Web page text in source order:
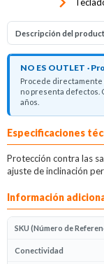
Descripción del
NO ES OUTLET ·
Procede directamente
no presenta defectos.
años.
Descripción del
Especificaciones
Protección contra las
ajuste de inclinación
Información
SKU (Número de
Conectividad